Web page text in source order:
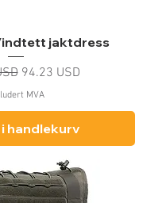
jaktdress
Salgspris
94.23 USD
MVA
handlekurv